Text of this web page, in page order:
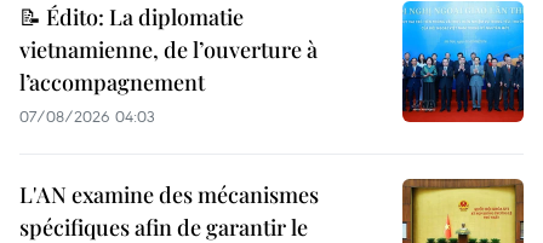
📝 Édito: La diplomatie
vietnamienne, de l’ouverture à
l’accompagnement
07/08/2026 04:03
L'AN examine des mécanismes
spécifiques afin de garantir le